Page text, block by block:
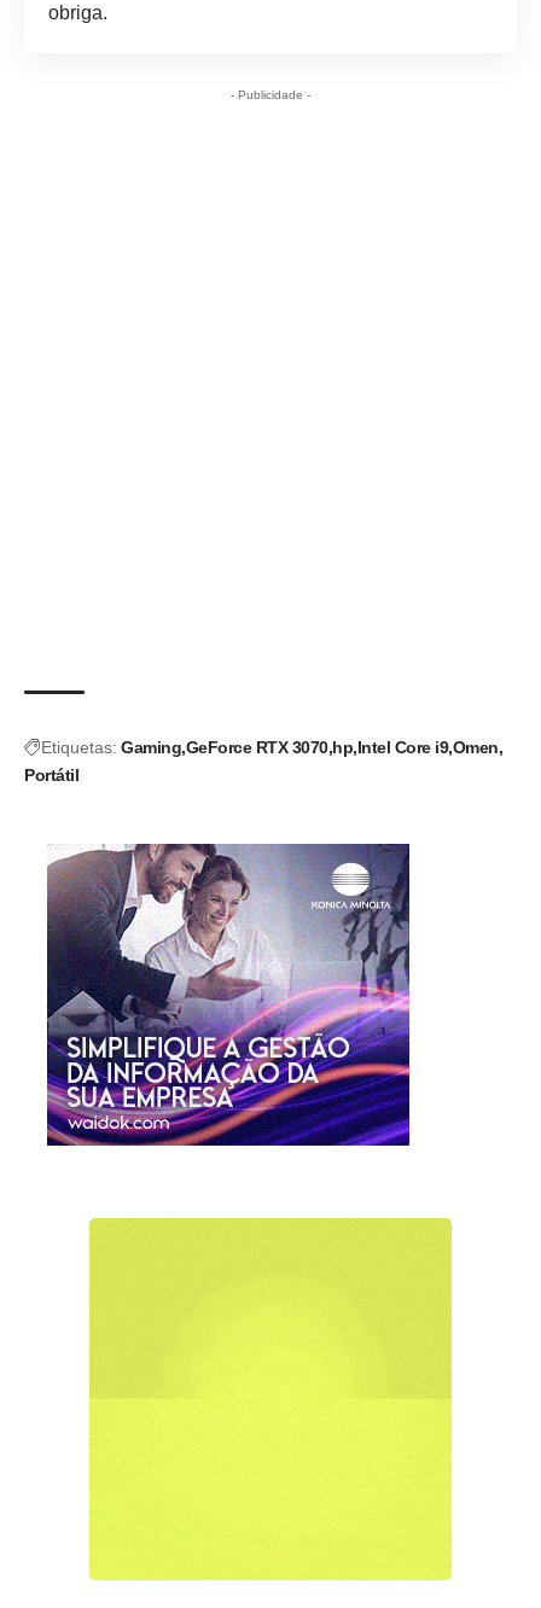
obriga.
- Publicidade -
Etiquetas: Gaming GeForce RTX 3070 hp Intel Core i9 Omen
Portátil